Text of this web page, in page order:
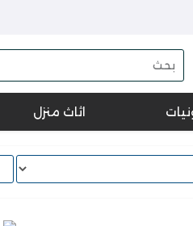
اثاث منزل